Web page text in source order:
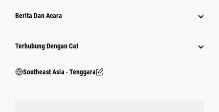
Berita Dan Acara
Terhubung Dengan Cat
Southeast Asia ‧ Tenggara